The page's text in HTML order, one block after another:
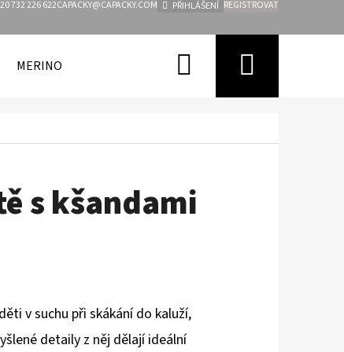
732 226 622CAPACKY@CAPACKY.COM PŘIHLÁŠENÍ REGISTROVAT
MERINO Hledat
s kšandami
v suchu při skákání do kaluží,
detaily z něj dělají ideální